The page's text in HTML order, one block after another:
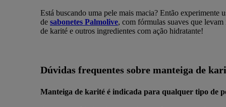
Está buscando uma pele mais macia? Então experimente
de sabonetes Palmolive, com fórmulas suaves que levam
de karité e outros ingredientes com ação hidratante!
Dúvidas frequentes sobre manteiga de
Manteiga de karité é indicada para qualquer tipo de